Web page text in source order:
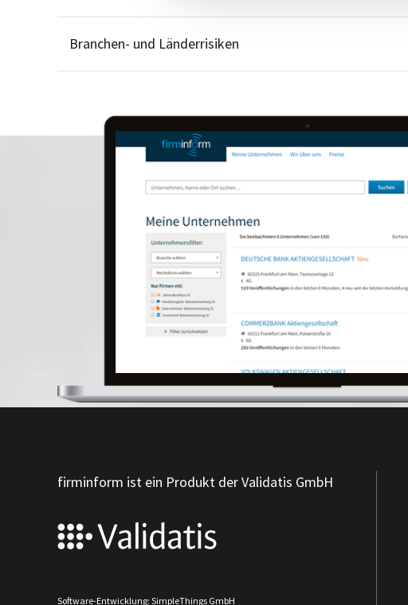
Branchen- und Länderrisiken
firminform ist ein Produkt der Validatis GmbH
Software-Entwicklung: SimpleThings GmbH